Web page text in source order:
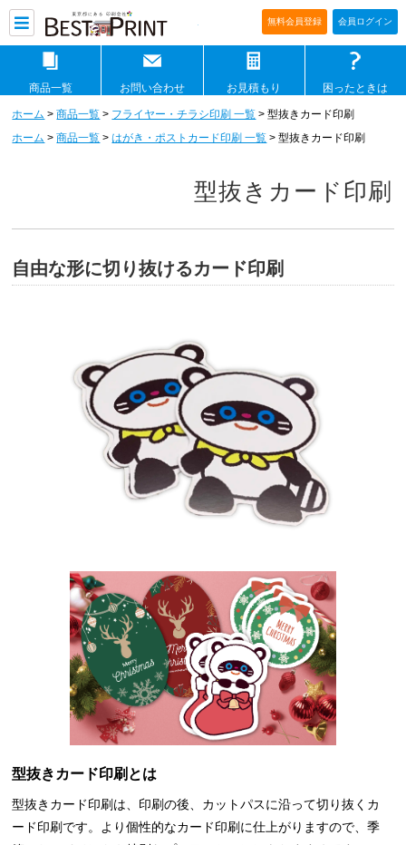
印刷通販ベストプリントベストプリ
無料会員登録 会員ログイン
商品一覧 お問い合わせ お見積もり 困ったときは
ホーム >商品一覧 > フライヤー・チラシ印刷 一覧 > 型抜きカード印刷
ホーム >商品一覧 >はがき・ポストカード印刷 一覧 > 型抜きカード印刷
型抜きカード印刷
自由な形に切り抜けるカード印刷
型抜きカード印刷とは
型抜きカード印刷は、印刷の後、カットパスに沿って切り抜くカ
ード印刷です。より個性的なカード印刷に仕上がりますので、季